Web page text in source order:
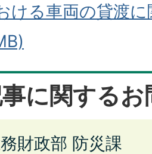
ける車両の貸渡
に関する
財政部 防災課